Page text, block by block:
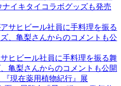
イキタイコラボグッズも発売
ヒビール社員に手料理を振る舞
亀梨さんからのコメントも公開
『現在薬用植物紀行』展